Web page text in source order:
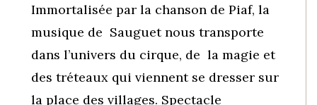
Immortalisée par la chanson de Piaf, la
musique de Sauguet nous transporte
dans l’univers du cirque, de la magie et
des tréteaux qui viennent se dresser sur
la place des villages. Spectacle